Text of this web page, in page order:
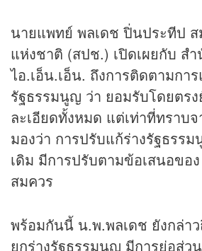
นายแพทย์ พลเดช ปิ่นประทีป
แห่งชาติ (สปช.) เปิดเผยกับ สำ
ไอ.เอ็น.เอ็น. ถึงการติดตามกา
รัฐธรรมนูญ ว่า ยอมรับโดยตรง
ละเอียดทั้งหมด แต่เท่าที่ทราบ
มองว่า การปรับแก้ร่างรัฐธรร
เดิม มีการปรับตามข้อเสนอขอ
สมควร
พร้อมกันนี้ น.พ.พลเดช ยังกล่า
ยกร่างรัฐธรรมนูญ มีการย่อส่ว